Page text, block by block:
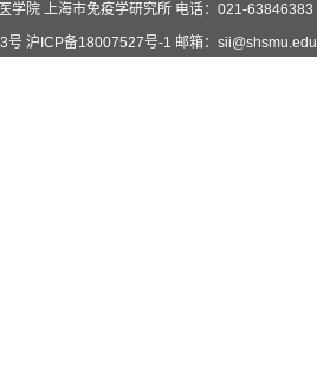
学院 上海市免疫学研究所 电话：021-
号 沪ICP备18007527号-1 邮箱：